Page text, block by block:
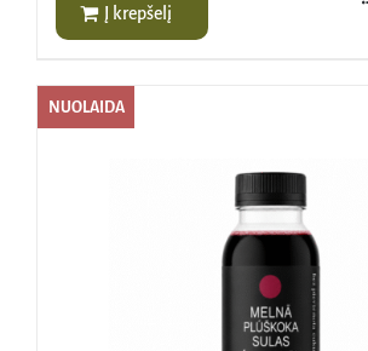
Į krepšelį
NUOLAIDA